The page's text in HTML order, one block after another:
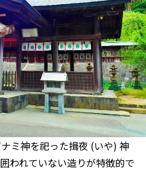
ミ神を祀った揖夜 (いや) 神
われていない造りが特徴的で